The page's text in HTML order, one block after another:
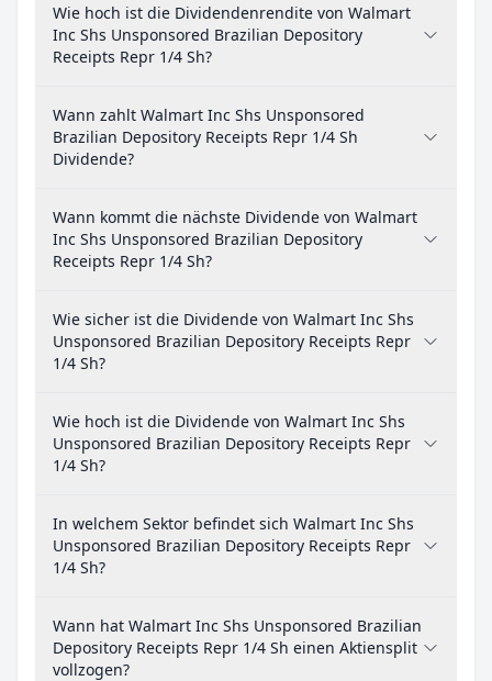
Wie hoch ist die Dividendenrendite von Walmart
Inc Shs Unsponsored Brazilian Depository
Receipts Repr 1/4 Sh?
Wann zahlt Walmart Inc Shs Unsponsored
Brazilian Depository Receipts Repr 1/4 Sh
Dividende?
Wann kommt die nächste Dividende von Walmart
Inc Shs Unsponsored Brazilian Depository
Receipts Repr 1/4 Sh?
Wie sicher ist die Dividende von Walmart Inc Shs
Unsponsored Brazilian Depository Receipts Repr
1/4 Sh?
Wie hoch ist die Dividende von Walmart Inc Shs
Unsponsored Brazilian Depository Receipts Repr
1/4 Sh?
In welchem Sektor befindet sich Walmart Inc Shs
Unsponsored Brazilian Depository Receipts Repr
1/4 Sh?
Wann hat Walmart Inc Shs Unsponsored Brazilian
Depository Receipts Repr 1/4 Sh einen Aktiensplit
vollzogen?